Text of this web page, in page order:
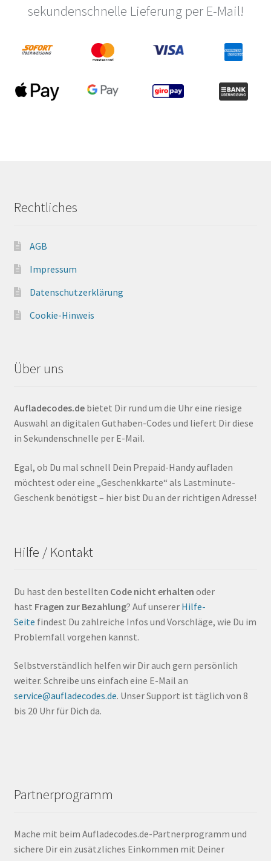
werden
sekundenschnelle Lieferung per E-Mail!
Rechtliches
AGB
Impressum
Datenschutzerklärung
Cookie-Hinweis
Über uns
Aufladecodes.debietet Dir rund um die Uhr eine riesige
Auswahl an digitalen Guthaben-Codes und liefert Dir diese
in Sekundenschnelle per E-Mail.
Egal, ob Du mal schnell Dein Prepaid-Handy aufladen
möchtest oder eine „Geschenkkarte“ als Lastminute-
Geschenk benötigst – hier bist Du an der richtigen Adresse!
Hilfe / Kontakt
Du hast den bestellten Code nicht erhalten oder
hast Fragen zur Bezahlung? Auf unserer Hilfe-
Seite findest Du zahlreiche Infos und Vorschläge, wie Du im
Problemfall vorgehen kannst.
Selbstverständlich helfen wir Dir auch gern persönlich
weiter. Schreibe uns einfach eine E-Mail an
service@aufladecodes.de. Unser Support ist täglich von 8
bis 20 Uhr für Dich da.
Partnerprogramm
Mache mit beim Aufladecodes.de-Partnerprogramm und
sichere Dir ein zusätzliches Einkommen mit Deiner